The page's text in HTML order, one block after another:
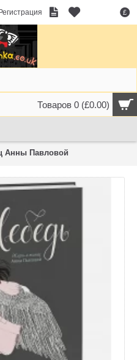
£
Регистрация
Товаров 0 (£0.00)
Анны Павловой